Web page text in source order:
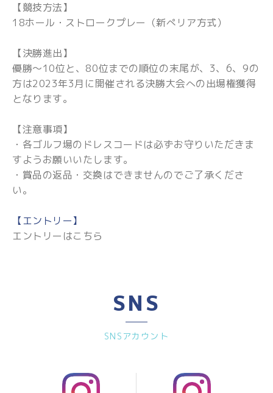
【競技方法】
18ホール・ストロークプレー（新ぺリア方式）
【決勝進出】
優勝～10位と、80位までの順位の末尾が、3、6、9の
方は2023年3月に開催される決勝大会への出場権獲得
となります。
【注意事項】
・各ゴルフ場のドレスコードは必ずお守りいただきま
すようお願いいたします。
・賞品の返品・交換はできませんのでご了承くださ
い。
【エントリー】
エントリーはこちら
SNS
SNSアカウント